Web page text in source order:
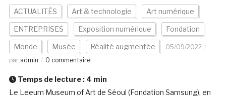
ACTUALITÉS Art & technologie Art numérique
ENTREPRISES Exposition numérique Fondation
Monde Musée Réalité augmentée
05/09/2022
par admin 0 commentaire
Temps de lecture : 4 min
Le Leeum Museum of Art de Séoul (Fondation Samsung), en